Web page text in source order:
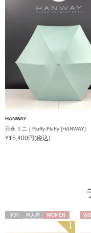
HANWAY
日傘 ミニ｜Fluffy-Fluffy [HANWAY]
¥15,400円(税込)
WOMEN 1